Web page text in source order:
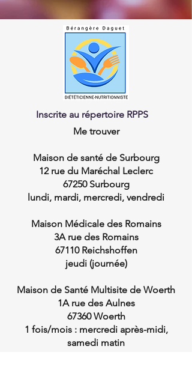
Inscrite au répertoire RPPS
Me trouver
Maison de santé de Surbourg
12 rue du Maréchal Leclerc
67250 Surbourg
lundi, mardi, mercredi, vendredi
Maison Médicale des Romains
3A rue des Romains
67110 Reichshoffen
jeudi (journée)
Maison de Santé Multisite de Woerth
1A rue des Aulnes
67360 Woerth
1 fois/mois : mercredi après-midi,
samedi matin